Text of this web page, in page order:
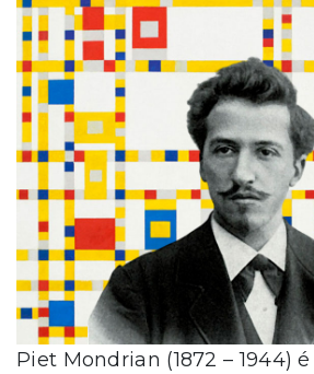
Piet Mondrian (1872 – 1944)